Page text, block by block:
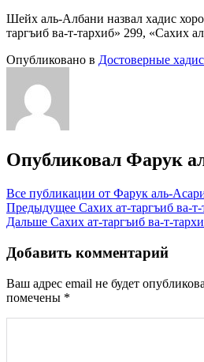
Шейх аль-Албани назвал хадис
таргъиб ва-т-тархиб» 299, «Сахих
Опубликовано в Достоверные
Опубликовал Фарук
Все публикации от Фарук аль-
Навигация
по
записям
Предыдущее Сахих ат-таргъиб ва-
Дальше Сахих ат-таргъиб ва-т-
Добавить комментарий
Ваш адрес email не будет
помечены *